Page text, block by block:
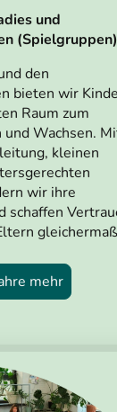
und
(Spielgruppen)
den
bieten wir
Raum zum
Wachsen.
kleinen
wir ihre
schaffen
mehr